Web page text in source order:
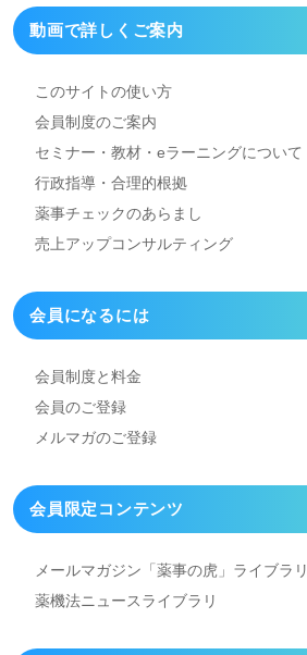
動画で詳しくご案内
このサイトの使い方
会員制度のご案内
セミナー・教材・eラーニングについて
行政指導・合理的根拠
薬事チェックのあらまし
売上アップコンサルティング
会員になるには
会員制度と料金
会員のご登録
メルマガのご登録
会員限定コンテンツ
メールマガジン「薬事の虎」 ライブラリ
薬機法ニュースライブラリ